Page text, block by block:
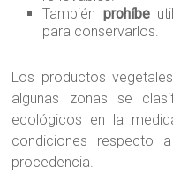
También prohíbe
para conservarlos.
Los productos
algunas zonas se
ecológicos en la
condiciones respecto
procedencia.